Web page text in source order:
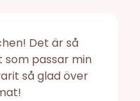
Det är så
passar min
så glad över